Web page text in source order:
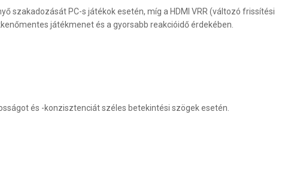
szakadozását PC-s játékok esetén, míg a HDMI VRR (változó frissítési
játékmenet és a gyorsabb reakcióidő érdekében.
és -konzisztenciát széles betekintési szögek esetén.